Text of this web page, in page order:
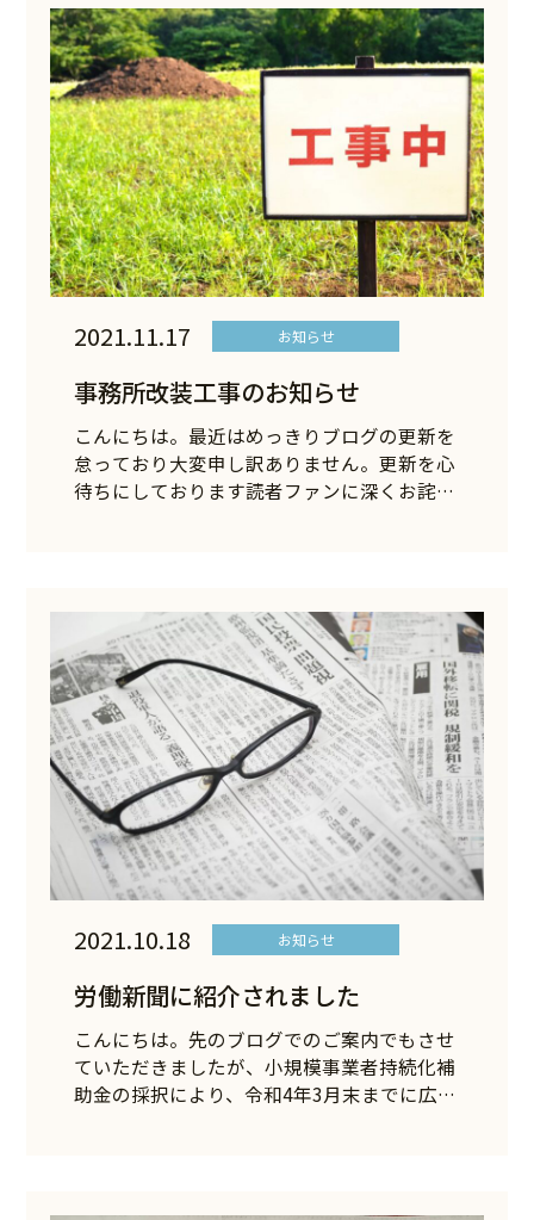
2021.11.17 お知らせ
事務所改装工事のお知らせ
こんにちは。最近はめっきりブログの更新を
怠っており大変申し訳ありません。更新を心
待ちにしております読者ファンに深くお詫
2021.10.18 お知らせ
労働新聞に紹介されました
こんにちは。先のブログでのご案内でもさせ
ていただきましたが、小規模事業者持続化補
助金の採択により、令和4年3月末までに広…